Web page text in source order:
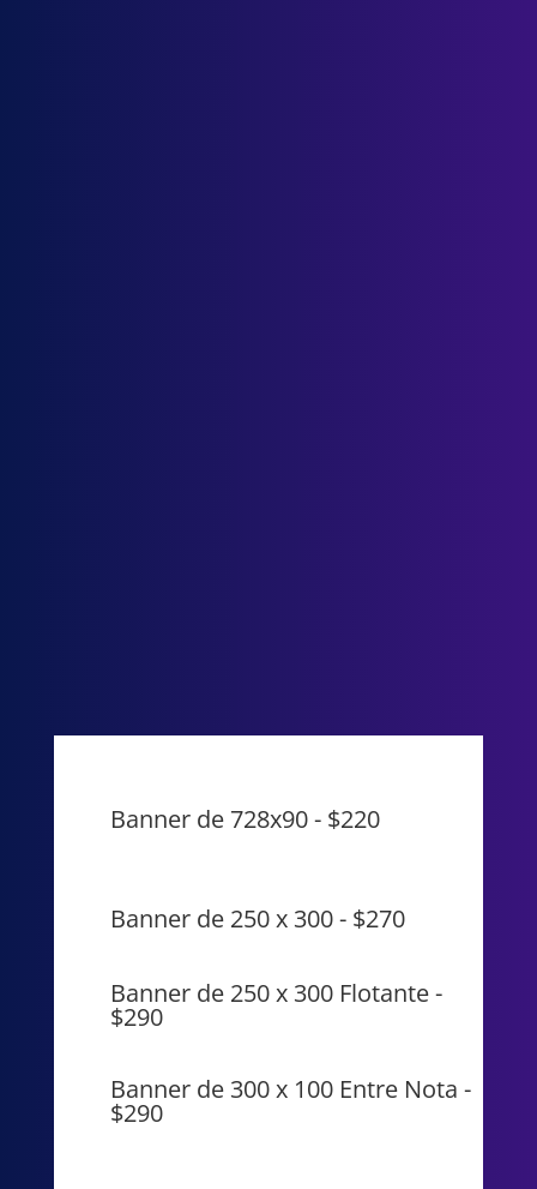
Banner de 728x90 - $220
Banner de 250 x 300 - $270
Banner de 250 x 300 Flotante -
$290
Banner de 300 x 100 Entre Nota -
$290